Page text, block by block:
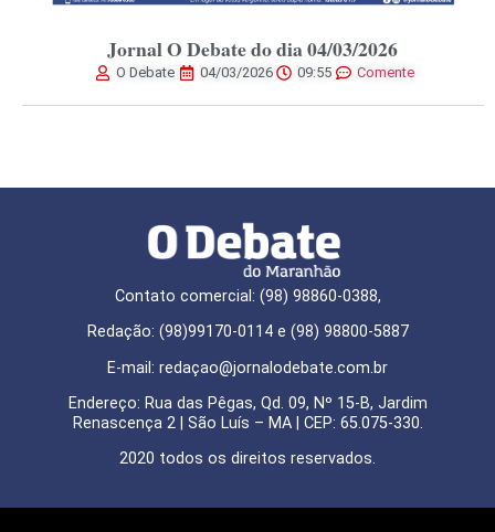
Jornal O Debate do dia 04/03/2026
O Debate 04/03/2026 09:55 Comente
Contato comercial: (98) 98860-0388,
Redação: (98)99170-0114 e (98) 98800-5887
E-mail: redaçao@jornalodebate.com.br
Endereço: Rua das Pêgas, Qd. 09, Nº 15-B, Jardim
Renascença 2 | São Luís – MA | CEP: 65.075-330.
2020 todos os direitos reservados.